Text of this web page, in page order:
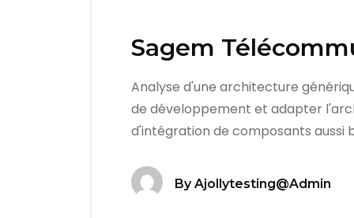
Sagem
Analyse d'une architecture
de développement et adapter
d'intégration de composants aussi
ByAjollytesting@admin